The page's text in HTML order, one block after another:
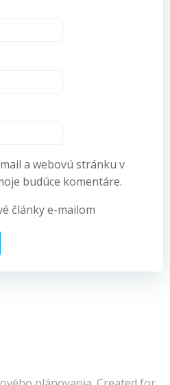
a webovú stránku v
budúce komentáre.
články e-mailom